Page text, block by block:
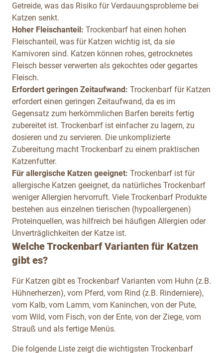
Getreide, was das Risiko für Verdauungsprobleme bei
Katzen senkt.
Hoher Fleischanteil: Trockenbarf hat einen hohen
Fleischanteil, was für Katzen wichtig ist, da sie
Karnivoren sind. Katzen können rohes, getrocknetes
Fleisch besser verwerten als gekochtes oder gegartes
Fleisch.
Erfordert geringen Zeitaufwand: Trockenbarf für Katzen
erfordert einen geringen Zeitaufwand, da es im
Gegensatz zum herkömmlichen Barfen bereits fertig
zubereitet ist. Trockenbarf ist einfacher zu lagern, zu
dosieren und zu servieren. Die unkomplizierte
Zubereitung macht Trockenbarf zu einem praktischen
Katzenfutter.
Für allergische Katzen geeignet: Trockenbarf ist für
allergische Katzen geeignet, da natürliches Trockenbarf
weniger Allergien hervorruft. Viele Trockenbarf Produkte
bestehen aus einzelnen tierischen (hypoallergenen)
Proteinquellen, was hilfreich bei häufigen Allergien oder
Unverträglichkeiten der Katze ist.
Welche Trockenbarf Varianten für Katzen
gibt es?
Für Katzen gibt es Trockenbarf Varianten vom Huhn (z.B.
Hühnerherzen), vom Pferd, vom Rind (z.B. Rinderniere),
vom Kalb, vom Lamm, vom Kaninchen, von der Pute,
vom Wild, vom Fisch, von der Ente, von der Ziege, vom
Strauß und als fertige Menüs.
Die folgende Liste zeigt die wichtigsten Trockenbarf